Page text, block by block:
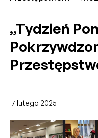
„Tydzień
17 lutego 2025